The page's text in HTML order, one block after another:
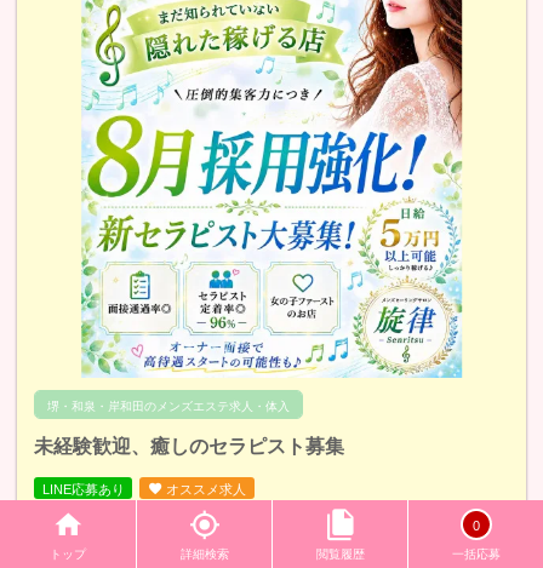
堺・和泉・岸和田のメンズエステ求人・体入
未経験歓迎、癒しのセラピスト募集
LINE応募あり オススメ求人
報酬は1日3万円〜9万円以上可能ですっ✨
トップ 詳細検索 閲覧履歴
0
一括応募